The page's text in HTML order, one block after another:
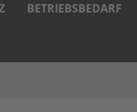
BETRIEBSBEDARF